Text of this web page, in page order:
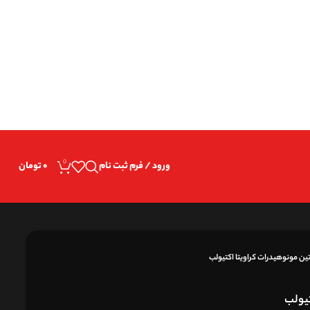
ورود / فرم ثبت نام 0 ۰تومان
مونوهیدرات کراویتا اکتیولب